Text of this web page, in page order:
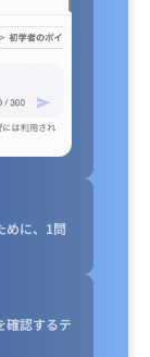
めに、1問
確認するテ